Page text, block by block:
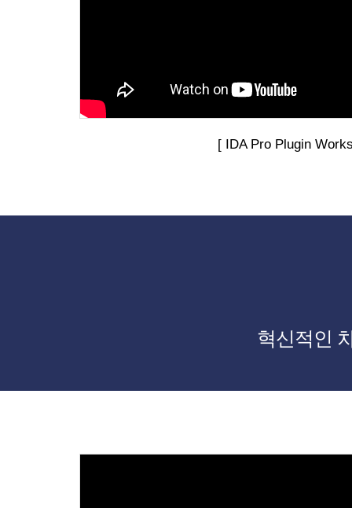
[ IDA Pro Plugin
혁신적인